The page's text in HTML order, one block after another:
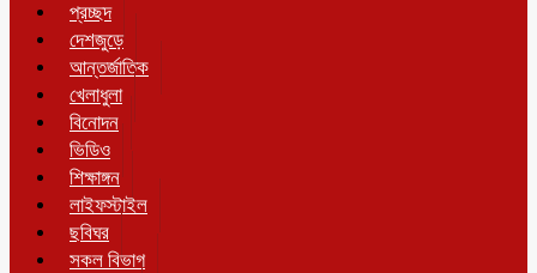
প্রচ্ছদ
দেশজুড়ে
আন্তর্জাতিক
খেলাধুলা
বিনোদন
ভিডিও
শিক্ষাঙ্গন
লাইফস্টাইল
ছবিঘর
সকল বিভাগ